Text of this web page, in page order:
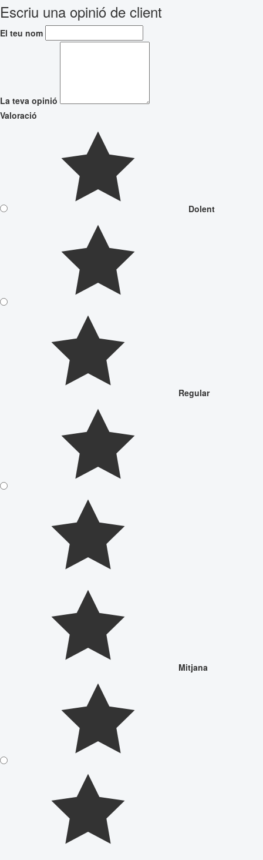
Escriu una opinió de client
El teu nom
La teva opinió
Valoració
Dolent
Regular
Mitjana